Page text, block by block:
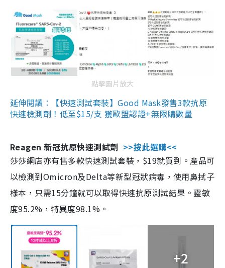
點擊圖片放大
延伸閱讀：【快速測試套裝】Good Mask發售3款抗原
快速檢測劑！低至$15/支 獲歐盟認證+無限購數量
Reagen 新冠抗原快速測試劑 >>按此選購<<
莎莎網店亦有售多款快速測試套裝，$19就買到。產品可
以檢測到Omicron及Delta等新型冠狀病毒，使用鼻拭子
樣本，只需15分鐘就可以取得快速抗原測試結果。靈敏
度95.2%，特異度98.1%。
+2